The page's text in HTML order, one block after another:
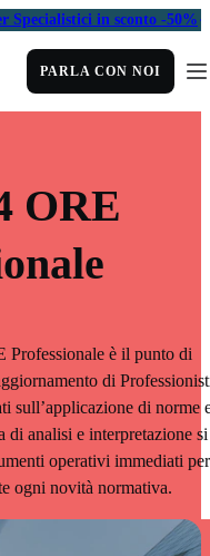
Specialistici in sconto -50%
PARLA CON NOI
ORE
Professionale è il punto di
di
sull’applicazione di norme
di analisi e interpretazione si
operativi immediati per
ogni novità normativa.